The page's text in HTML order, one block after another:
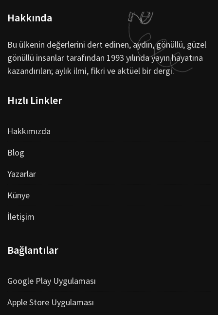
Hakkında
Bu ülkenin değerlerini dert edinen, aydın, gönüllü, güzel
gönüllü insanlar tarafından 1993 yılında yayın hayatına
kazandırılan; aylık ilmi, fikri ve aktüel bir dergi.
Hızlı Linkler
Hakkımızda
Blog
Yazarlar
Künye
İletişim
Bağlantılar
Google Play Uygulaması
Apple Store Uygulaması